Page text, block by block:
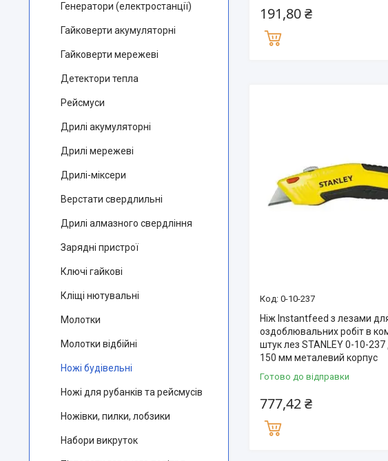
191,80 ₴
0-10-237
Ніж Instantfeed з лезами
оздоблювальних робіт в
штук лез STANLEY 0-10-
150 мм металевий корпус
Готово до відправки
777,42 ₴
Генератори (електростанції)
Гайковерти акумуляторні
Гайковерти мережеві
Детектори тепла
Рейсмуси
Дрилі акумуляторні
Дрилі мережеві
Дрилі-міксери
Верстати свердлильні
Дрилі алмазного свердління
Зарядні пристрої
Ключі гайкові
Кліщі нютувальні
Молотки
Молотки відбійні
Ножі будівельні
Ножі для рубанків та рейсмусів
Ножівки, пилки, лобзики
Набори викруток